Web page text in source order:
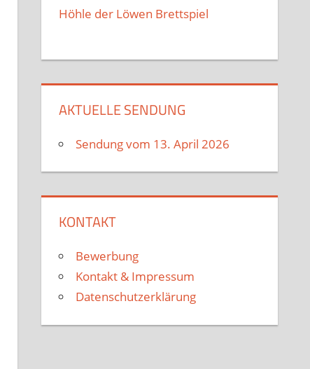
Höhle der Löwen Brettspiel
AKTUELLE SENDUNG
Sendung vom 13. April 2026
KONTAKT
Bewerbung
Kontakt & Impressum
Datenschutzerklärung